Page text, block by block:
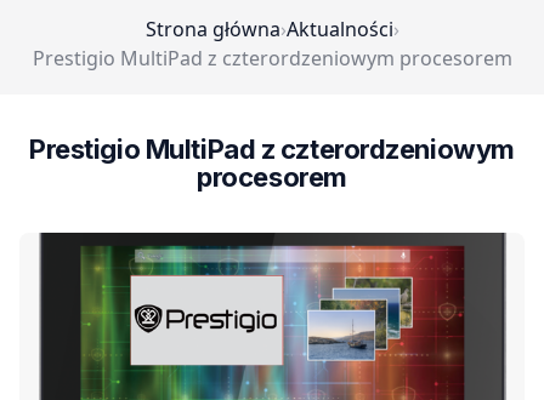
Strona główna›Aktualności›
Prestigio MultiPad z czterordzeniowym procesorem
Prestigio MultiPad z czterordzeniowym
procesorem